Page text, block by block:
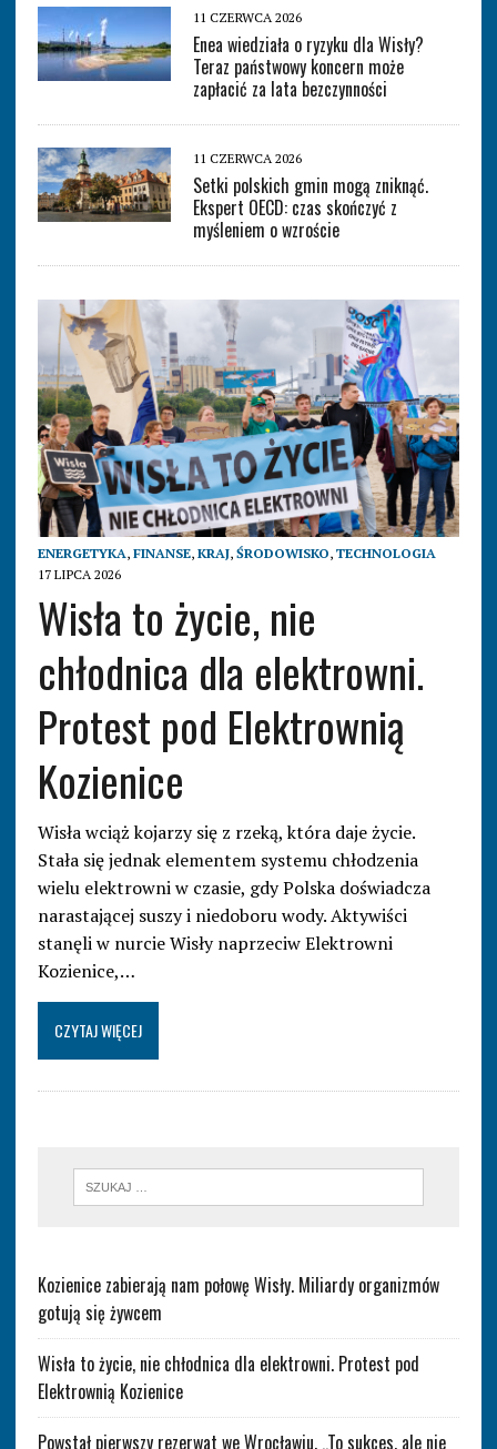
11 CZERWCA 2026
Enea wiedziała o ryzyku dla Wisły?
Teraz państwowy koncern może
zapłacić za lata bezczynności
11 CZERWCA 2026
Setki polskich gmin mogą zniknąć.
Ekspert OECD: czas skończyć z
myśleniem o wzroście
ENERGETYKA, FINANSE, KRAJ, ŚRODOWISKO, TECHNOLOGIA
17 LIPCA 2026
Wisła to życie, nie
chłodnica dla elektrowni.
Protest pod Elektrownią
Kozienice
Wisła wciąż kojarzy się z rzeką, która daje życie.
Stała się jednak elementem systemu chłodzenia
wielu elektrowni w czasie, gdy Polska doświadcza
narastającej suszy i niedoboru wody. Aktywiści
stanęli w nurcie Wisły naprzeciw Elektrowni
Kozienice,…
CZYTAJ WIĘCEJ
Kozienice zabierają nam połowę Wisły. Miliardy organizmów
gotują się żywcem
Wisła to życie, nie chłodnica dla elektrowni. Protest pod
Elektrownią Kozienice
Powstał pierwszy rezerwat we Wrocławiu. „To sukces, ale nie